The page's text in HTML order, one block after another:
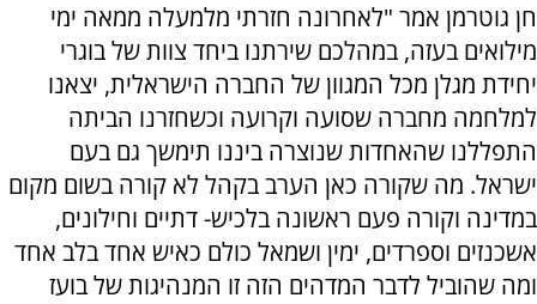
חן גוטרמן אמר "לאחרונה חזרתי מלמעלה ממאה ימי
מילואים בעזה, במהלכם שירתנו ביחד צוות של בוגרי
יחידת מגלן מכל המגוון של החברה הישראלית, יצאנו
למלחמה מחברה שסועה וקרועה וכשחזרנו הביתה
התפללנו שהאחדות שנוצרה ביננו תימשך גם בעם
ישראל. מה שקורה כאן הערב בקהל לא קורה בשום מקום
במדינה וקורה פעם ראשונה בלכיש- דתיים וחילונים,
אשכנזים וספרדים, ימין ושמאל כולם כאיש אחד בלב אחד
ומה שהוביל לדבר המדהים הזה זו המנהיגות של בועז